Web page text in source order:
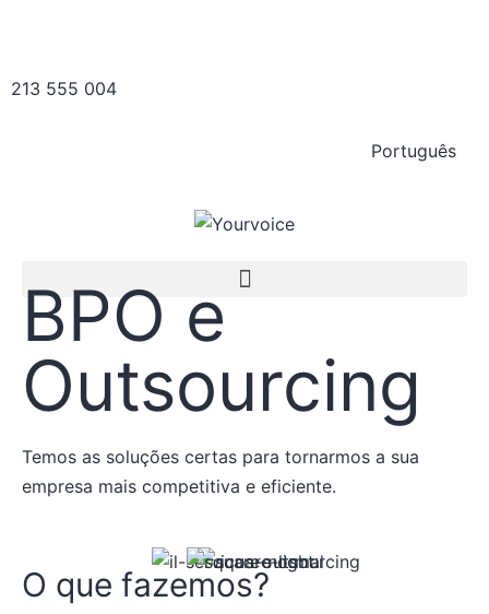
213 555 004
Português
BPO e
Outsourcing
Temos as soluções certas para tornarmos a sua
empresa mais competitiva e eficiente.
O que fazemos?